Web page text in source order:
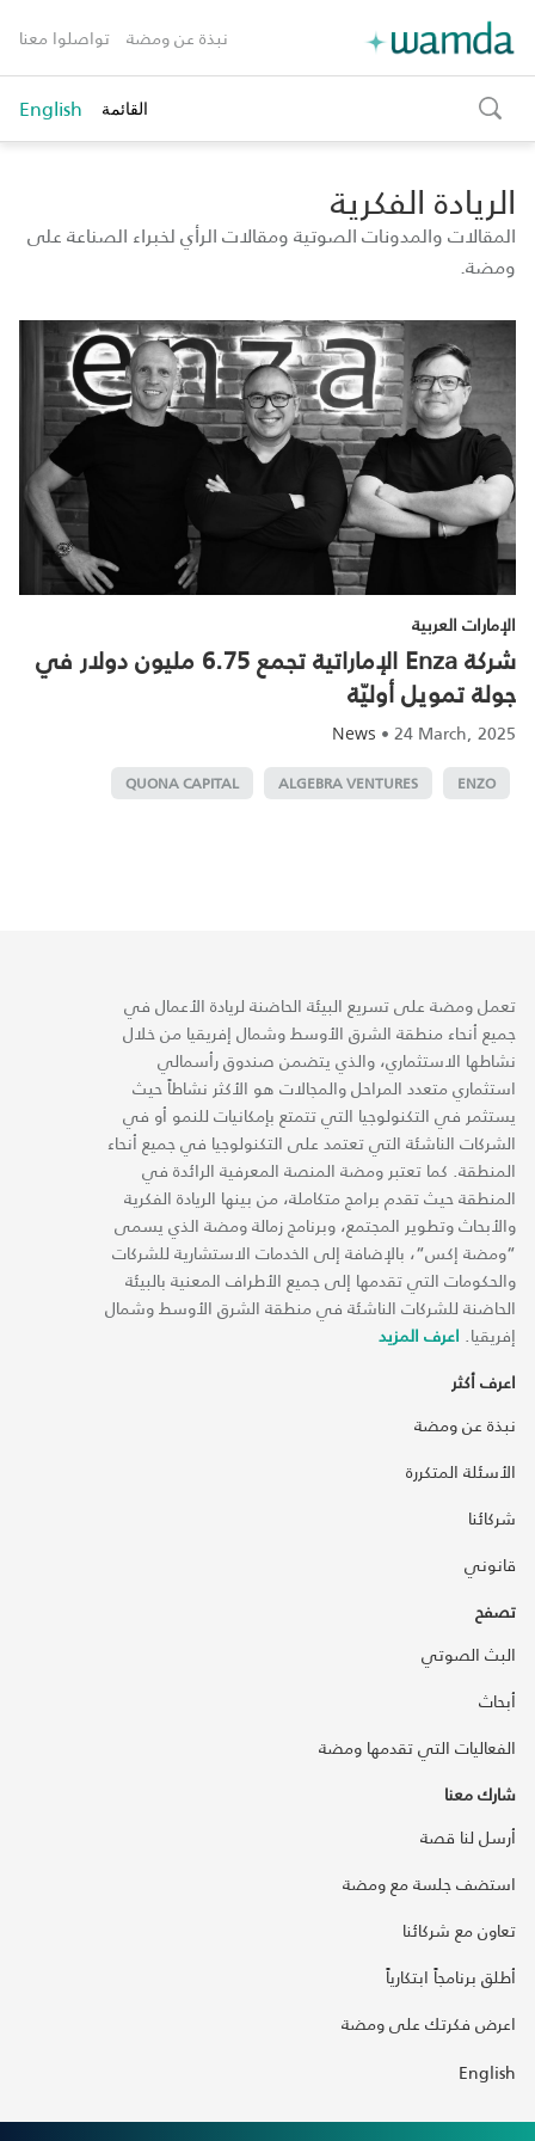
نبذة عن ومضة تواصلوا معنا
toggle
search
القائمة English
الريادة الفكرية
المقالات والمدونات الصوتية ومقالات الرأي لخبراء الصناعة على
ومضة.
الإمارات العربية
شركة Enza الإماراتية تجمع 6.75 مليون دولار في
جولة تمويل أوليّة
News •24 March, 2025
ENZO
ALGEBRA VENTURES
QUONA CAPITAL
تعمل ومضة على تسريع البيئة الحاضنة لريادة الأعمال في
جميع أنحاء منطقة الشرق الأوسط وشمال إفريقيا من خلال
نشاطها الاستثماري، والذي يتضمن صندوق رأسمالي
استثماري متعدد المراحل والمجالات هو الأكثر نشاطاً حيث
يستثمر في التكنولوجيا التي تتمتع بإمكانيات للنمو أو في
الشركات الناشئة التي تعتمد على التكنولوجيا في جميع أنحاء
المنطقة. كما تعتبر ومضة المنصة المعرفية الرائدة في
المنطقة حيث تقدم برامج متكاملة، من بينها الريادة الفكرية
والأبحاث وتطوير المجتمع، وبرنامج زمالة ومضة الذي يسمى
“ومضة إكس“، بالإضافة إلى الخدمات الاستشارية للشركات
والحكومات التي تقدمها إلى جميع الأطراف المعنية بالبيئة
الحاضنة للشركات الناشئة في منطقة الشرق الأوسط وشمال
إفريقيا. اعرف المزيد
اعرف أكثر
نبذة عن ومضة
الأسئلة المتكررة
شركائنا
قانوني
تصفح
البث الصوتي
أبحاث
الفعاليات التي تقدمها ومضة
شارك معنا
أرسل لنا قصة
استضف جلسة مع ومضة
تعاون مع شركائنا
أطلق برنامجاً ابتكارياً
اعرض فكرتك على ومضة
English